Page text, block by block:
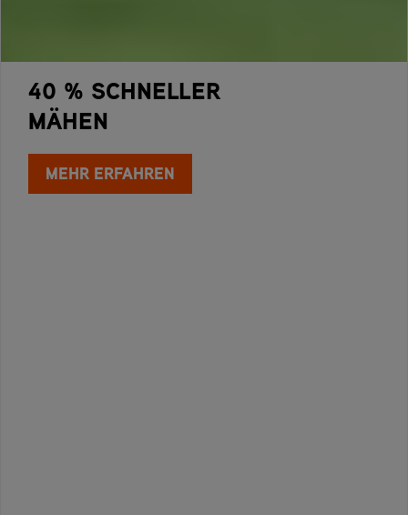
40 % SCHNELLER
MÄHEN
MEHR ERFAHREN